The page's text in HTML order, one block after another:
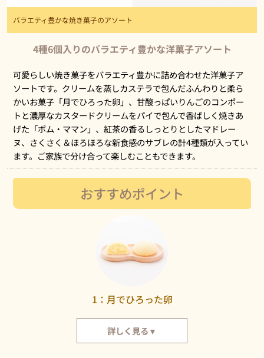
バラエティ豊かな焼き菓子のアソート
4種6個入りのバラエティ豊かな洋菓子アソート
可愛らしい焼き菓子をバラエティ豊かに詰め合わせた洋菓子ア
ソートです。クリームを蒸しカステラで包んだふんわりと柔ら
かいお菓子「月でひろった卵」、甘酸っぱいりんごのコンポー
トと濃厚なカスタードクリームをパイで包んで香ばしく焼きあ
げた「ポム・ママン」、紅茶の香るしっとりとしたマドレー
ヌ、さくさく＆ほろほろな新食感のサブレの計4種類が入ってい
ます。ご家族で分け合って楽しむこともできます。
おすすめポイント
1：月でひろった卵
詳しく見る▼